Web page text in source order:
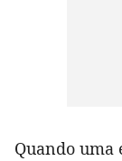
Quando